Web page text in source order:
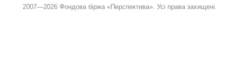
2007—2026 Фондова біржа «Перспектива». Усі права захищені.